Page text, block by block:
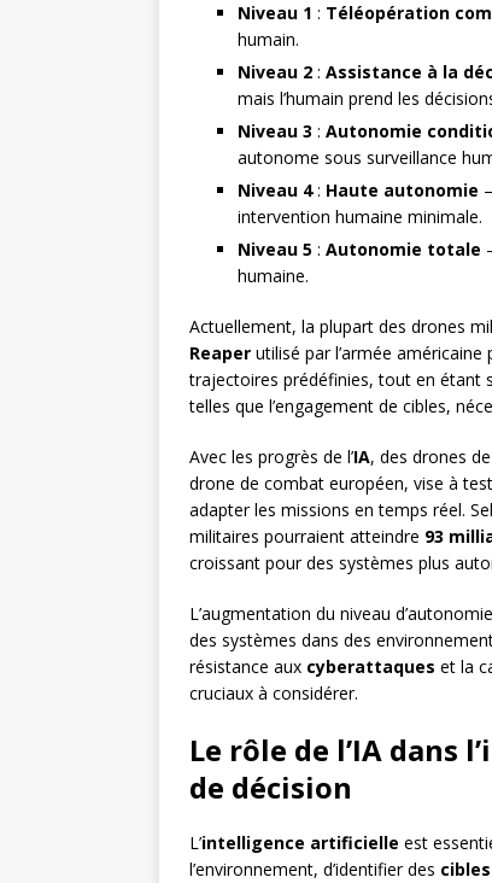
Niveau 1 : Téléopération
humain.
Niveau 2 : Assistance à la
mais l’humain prend les
Niveau 3 : Autonomie
autonome sous surveillance
Niveau 4: Haute autonomie
intervention humaine minimale.
Niveau 5 : Autonomie totale
humaine.
Actuellement, la plupart des drones
Reaper utilisé par l’armée
trajectoires prédéfinies, tout en étant
telles que l’engagement de cibles,
Avec les progrès de l’IA, des drones
drone de combat européen, vise à
adapter les missions en temps réel.
militaires pourraient atteindre 93
croissant pour des systèmes plus
L’augmentation du niveau
des systèmes dans des
résistance aux cyberattaques et la
cruciaux à considérer.
Le rôle de l’IA dans
de décision
L’intelligence artificielle est
l’environnement, d’identifier des cibles